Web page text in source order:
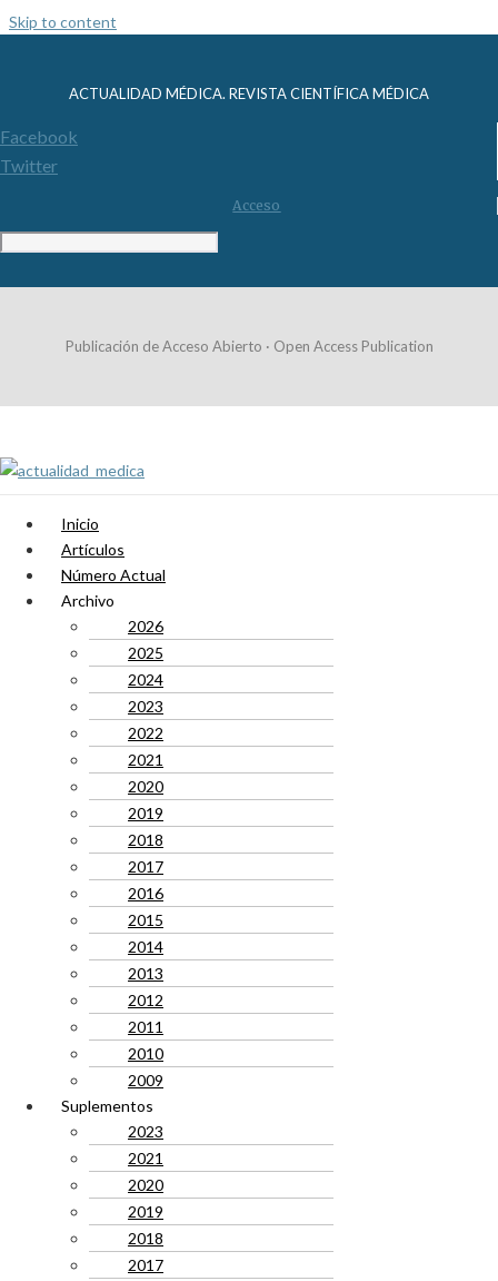
Skip to content
ACTUALIDAD MÉDICA. REVISTA CIENTÍFICA MÉDICA
Facebook
Twitter
Acceso
Publicación de Acceso Abierto · Open Access Publication
Inicio
Artículos
Número Actual
Archivo
2026
2025
2024
2023
2022
2021
2020
2019
2018
2017
2016
2015
2014
2013
2012
2011
2010
2009
Suplementos
2023
2021
2020
2019
2018
2017